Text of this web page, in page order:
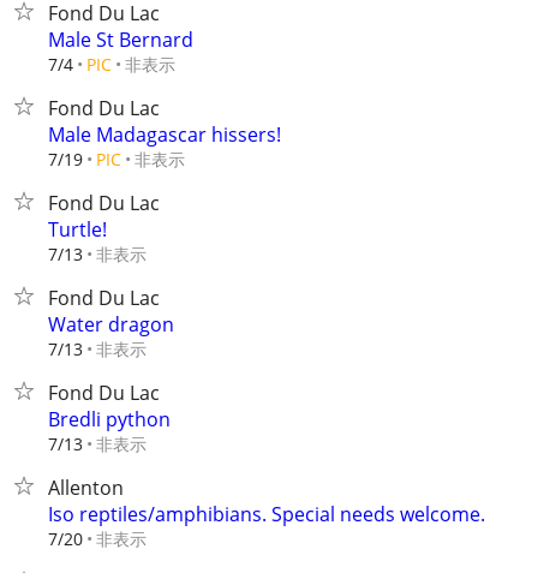
Fond Du Lac
Male St Bernard
7/4 PIC 非表示
Fond Du Lac
Male Madagascar hissers!
7/19 PIC 非表示
Fond Du Lac
Turtle!
7/13 非表示
Fond Du Lac
Water dragon
7/13 非表示
Fond Du Lac
Bredli python
7/13 非表示
Allenton
Iso reptiles/amphibians. Special needs welcome.
7/20 非表示